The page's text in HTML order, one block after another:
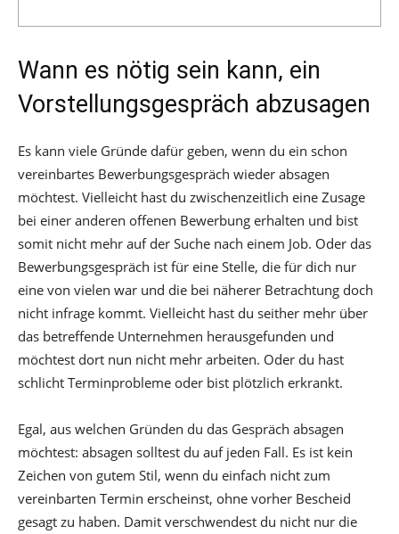
Wann es nötig sein kann, ein
Vorstellungsgespräch abzusagen
Es kann viele Gründe dafür geben, wenn du ein schon
vereinbartes Bewerbungsgespräch wieder absagen
möchtest. Vielleicht hast du zwischenzeitlich eine Zusage
bei einer anderen offenen Bewerbung erhalten und bist
somit nicht mehr auf der Suche nach einem Job. Oder das
Bewerbungsgespräch ist für eine Stelle, die für dich nur
eine von vielen war und die bei näherer Betrachtung doch
nicht infrage kommt. Vielleicht hast du seither mehr über
das betreffende Unternehmen herausgefunden und
möchtest dort nun nicht mehr arbeiten. Oder du hast
schlicht Terminprobleme oder bist plötzlich erkrankt.
Egal, aus welchen Gründen du das Gespräch absagen
möchtest: absagen solltest du auf jeden Fall. Es ist kein
Zeichen von gutem Stil, wenn du einfach nicht zum
vereinbarten Termin erscheinst, ohne vorher Bescheid
gesagt zu haben. Damit verschwendest du nicht nur die